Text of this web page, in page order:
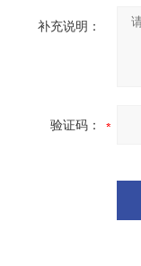
补充说明：
验证码：